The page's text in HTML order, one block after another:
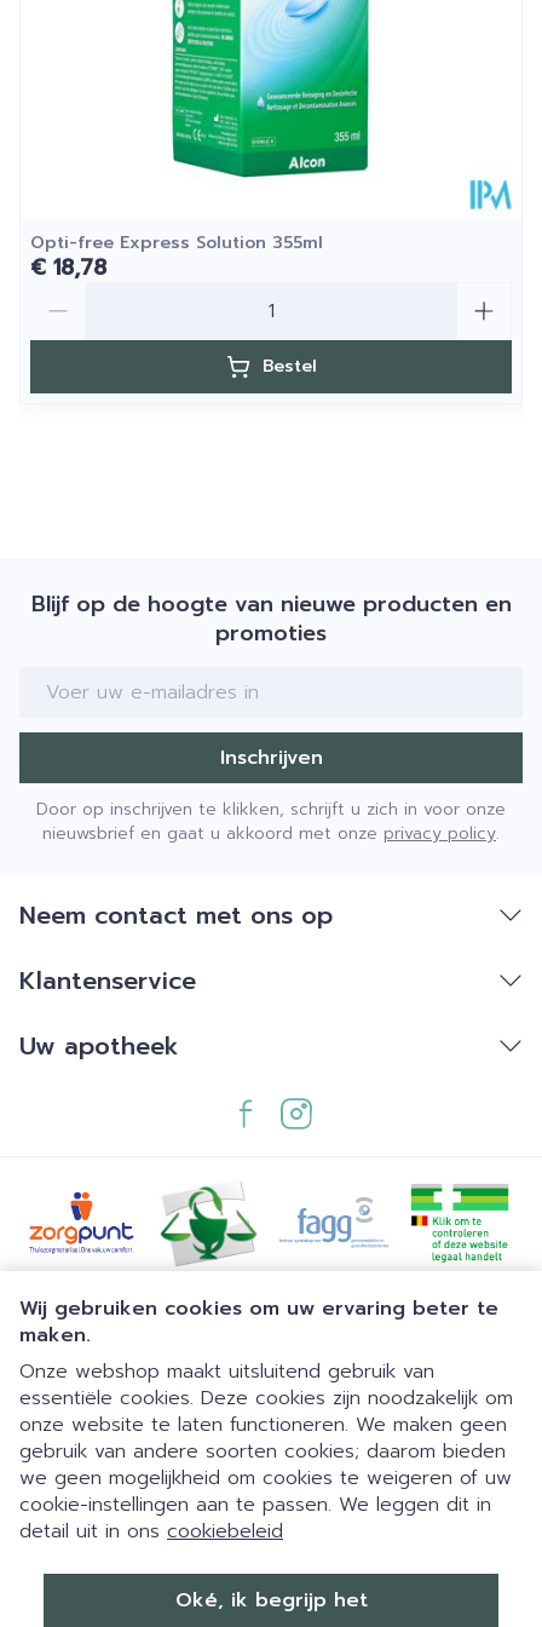
Wij gebruiken cookies om uw ervaring beter te
maken.
Onze webshop maakt uitsluitend gebruik van
essentiële cookies. Deze cookies zijn noodzakelijk om
onze website te laten functioneren. We maken geen
gebruik van andere soorten cookies; daarom bieden
we geen mogelijkheid om cookies te weigeren of uw
cookie-instellingen aan te passen. We leggen dit in
detail uit in ons cookiebeleid
Oké, ik begrijp het
25°C)
Opti-free Express Solution 355ml
€ 18,78
Bestel
1 van 1
Eigen parking | 24/7 automaat |
Blijf op de hoogte van nieuwe producten en
promoties
E-mail adres
Inschrijven
Door op inschrijven te klikken, schrijft u zich in voor onze
nieuwsbrief en gaat u akkoord met onze privacy policy.
Neem contact met ons op
Klantenservice
Uw apotheek
Juridische links